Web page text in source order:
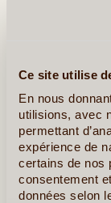
Ce site utilise
En nous
utilisions, avec
permettant
expérience de
certains de nos
consentement
données selon
Jour 6:
Distance : 130
Comment
glaciaire de
glaciaire